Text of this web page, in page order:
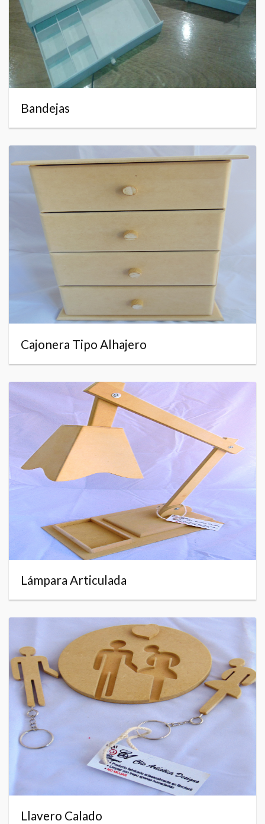
Bandejas
Cajonera Tipo Alhajero
Lámpara Articulada
Llavero Calado